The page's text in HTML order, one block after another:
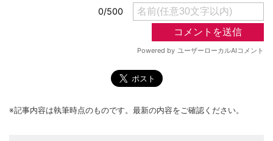
※記事内容は執筆時点のものです。最新の内容をご確認ください。